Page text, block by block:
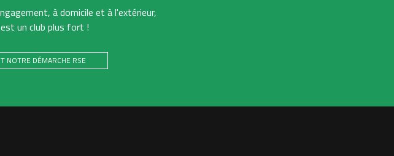
à domicile et à l'extérieur,
un club plus fort !
NOTRE DÉMARCHE RSE